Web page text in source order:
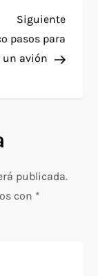
Siguiente
pasos para
un avión
publicada.
con *